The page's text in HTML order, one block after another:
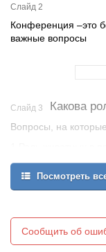
Слайд 2
Конференция –это
важные вопросы
Слайд 3 Какова
Вопросы, на
2.Причины их
3.Для чего нужна
Посмотреть
Сообщить об